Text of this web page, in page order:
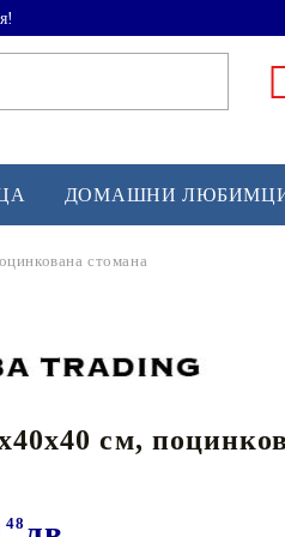
и софтбол
спортно оборудване
ДОМАШНИ
стомана
см,
48